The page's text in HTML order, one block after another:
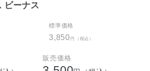
ビーナス
標準価格
3,850 円（税込）
販売価格